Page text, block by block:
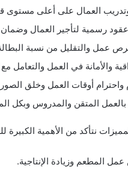
العمال على أعلى مستوى
رسمية لتأجير العمال
عمل والتقليل من نسبة
والأمانة في العمل والتعامل مع
واحترام أوقات العمل وخلق
بالعمل المتقن والمدروس وبكل
نتأكد من الأهمية
المطعم وزيادة الإنتاجية.